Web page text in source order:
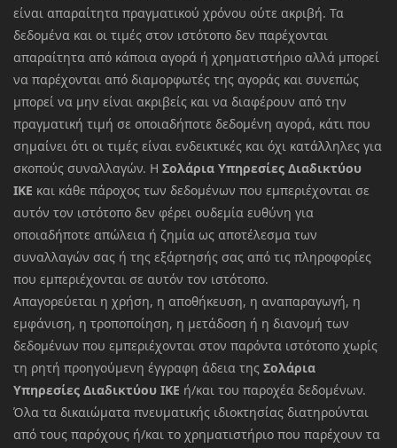
είναι απαραίτητα πραγματικού χρόνου ούτε ακριβή. Τα
δεδομένα και οι τιμές στον ιστότοπο δεν παρέχονται
απαραίτητα από κάποια αγορά ή χρηματιστήριο αλλά μπορεί
να παρέχονται από διαμορφωτές της αγοράς και συνεπώς
μπορεί να μην είναι ακριβείς και να διαφέρουν από την
πραγματική τιμή σε οποιαδήποτε δεδομένη αγορά, κάτι που
σημαίνει ότι οι τιμές είναι ενδεικτικές και όχι κατάλληλες για
σκοπούς συναλλαγών. Η Σολάρια Υπηρεσίες Διαδικτύου
ΙΚΕ και κάθε πάροχος των δεδομένων που εμπεριέχονται σε
αυτόν τον ιστότοπο δεν φέρει ουδεμία ευθύνη για
οποιαδήποτε απώλεια ή ζημία ως αποτέλεσμα των
συναλλαγών σας ή της εξάρτησής σας από τις πληροφορίες
που εμπεριέχονται σε αυτόν τον ιστότοπο.
Απαγορεύεται η χρήση, η αποθήκευση, η αναπαραγωγή, η
εμφάνιση, η τροποποίηση, η μετάδοση ή η διανομή των
δεδομένων που εμπεριέχονται στον παρόντα ιστότοπο χωρίς
τη ρητή προηγούμενη έγγραφη άδεια της Σολάρια
Υπηρεσίες Διαδικτύου ΙΚΕ ή/και του παροχέα δεδομένων.
Όλα τα δικαιώματα πνευματικής ιδιοκτησίας διατηρούνται
από τους παρόχους ή/και το χρηματιστήριο που παρέχουν τα